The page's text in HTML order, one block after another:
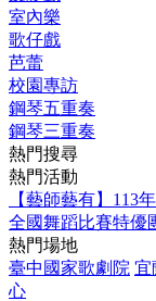
室內樂
歌仔戲
芭蕾
校園專訪
鋼琴五重奏
鋼琴三重奏
熱門搜尋
熱門活動
【藝師藝有】113
全國舞蹈比賽特優
熱門場地
臺中國家歌劇院 宜
心